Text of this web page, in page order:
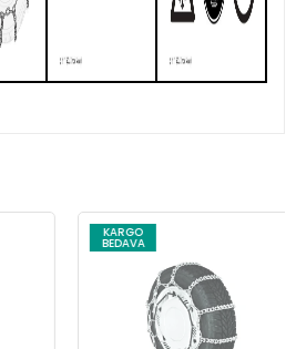
KARGO
BEDAVA